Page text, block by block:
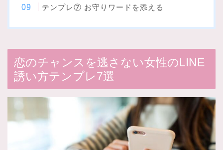
テンプレ⑦ お守りワードを添える
恋のチャンスを逃さない女性のLINE
誘い方テンプレ7選